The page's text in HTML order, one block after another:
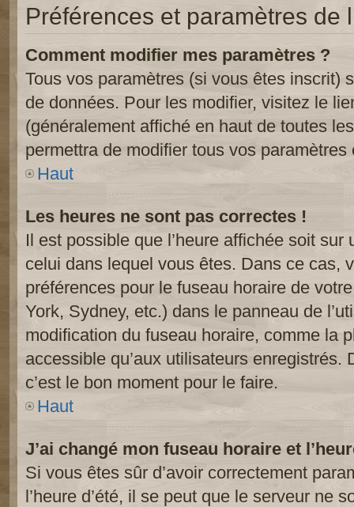
Préférences et paramètres de
Comment modifier mes paramètres ?
Tous vos paramètres (si vous êtes inscrit)
de données. Pour les modifier, visitez le
(généralement affiché en haut de toutes
permettra de modifier tous vos paramètres
Haut
Les heures ne sont pas correctes !
Il est possible que l’heure affichée soit
celui dans lequel vous êtes. Dans ce cas,
préférences pour le fuseau horaire de
York, Sydney, etc.) dans le panneau de
modification du fuseau horaire, comme la
accessible qu’aux utilisateurs enregistrés.
c’est le bon moment pour le faire.
Haut
J’ai changé mon fuseau horaire et
Si vous êtes sûr d’avoir correctement
l’heure d’été, il se peut que le serveur ne